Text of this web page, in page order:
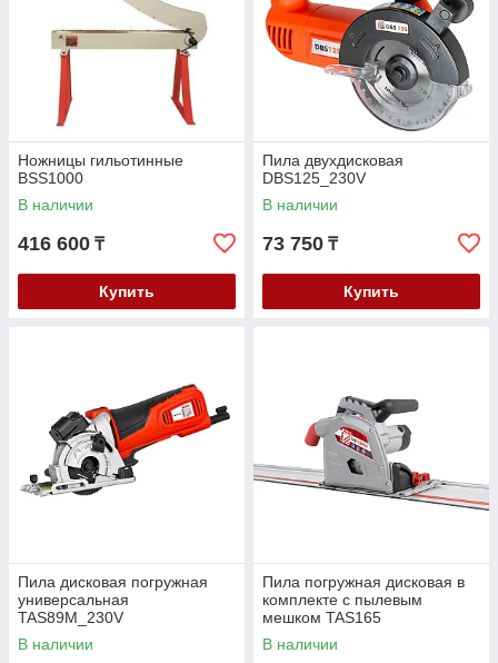
Ножницы гильотинные
BSS1000
В наличии
416 600 ₸
Купить
Пила двухдисковая
DBS125_230V
В наличии
73 750 ₸
Купить
Пила дисковая погружная
универсальная
TAS89M_230V
В наличии
Пила погружная дисковая в
комплекте с пылевым
мешком TAS165
В наличии